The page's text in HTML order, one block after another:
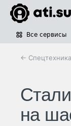
Все сервисы
← Спецтехника
на